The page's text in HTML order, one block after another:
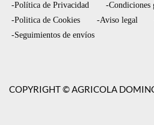
-Política de Privacidad
-Condiciones
-Politica de Cookies
-Aviso legal
-Seguimientos de envíos
COPYRIGHT © AGRICOLA